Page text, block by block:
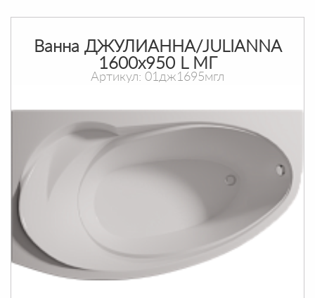
Ванна ДЖУЛИАННА/JULIANNA
1600х950 L МГ
Артикул: 01дж1695мгл